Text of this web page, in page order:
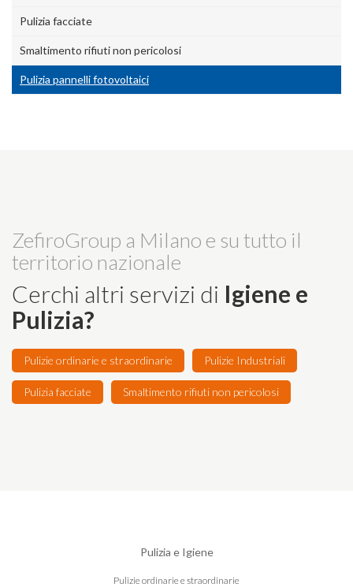
Pulizia facciate
Smaltimento rifiuti non pericolosi
Pulizia pannelli fotovoltaici
ZefiroGroup a Milano e su tutto il
territorio nazionale
Cerchi altri servizi di Igiene e
Pulizia?
Pulizie ordinarie e straordinarie Pulizie Industriali
Pulizia facciate Smaltimento rifiuti non pericolosi
Pulizia e Igiene
Pulizie ordinarie e straordinarie